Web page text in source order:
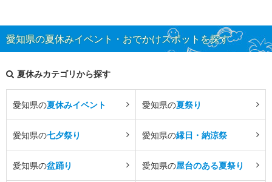
愛知県の夏休みイベント・おでかけスポットを探す
夏休みカテゴリから探す
愛知県の夏休みイベント 愛知県の夏祭り
愛知県の七夕祭り 愛知県の縁日・納涼祭
愛知県の盆踊り 愛知県の屋台のある夏祭り